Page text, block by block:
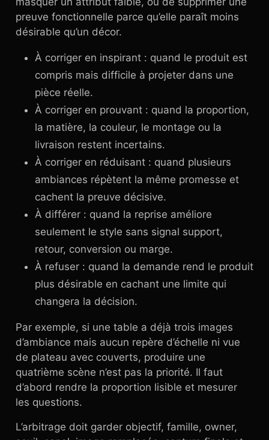
preuve fonctionnelle parce qu’elle paraît moins
désirable qu’un décor.
À corriger en inspirant : quand le produit est
compris mais difficile à projeter dans une
pièce réelle.
À corriger en prouvant : quand la proportion,
la matière, la couleur, le montage ou la
livraison restent incertains.
À corriger en réduisant : quand plusieurs
ambiances répètent la même promesse et
cachent la preuve décisive.
À différer : quand la reprise améliore
seulement le style sans signal support,
retour, conversion ou marge.
À refuser : quand la demande rend le produit
plus désirable en cachant une limite qui
changera la décision.
Par exemple, si une table a déjà trois images
d’ambiance mais aucun repère d’échelle ni vue
de plateau avec couverts, produire une
quatrième scène n’est pas la priorité. Il faut
d’abord rendre la proportion lisible et mesurer
les questions.
L’arbitrage doit garder objectif, famille, owner,